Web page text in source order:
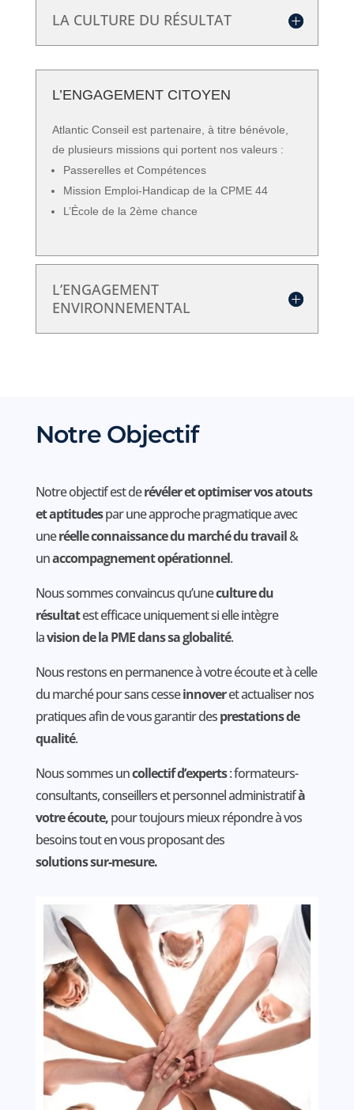
LA CULTURE DU RÉSULTAT
L’ENGAGEMENT CITOYEN
Atlantic Conseil est partenaire, à titre bénévole,
de plusieurs missions qui portent nos valeurs :
Passerelles et Compétences
Mission Emploi-Handicap de la CPME 44
L’École de la 2ème chance
L’ENGAGEMENT
ENVIRONNEMENTAL
Notre Objectif
Notre objectif est derévéler et optimiser vos atouts
et aptitudespar une approche pragmatique avec
uneréelle connaissance du marché du travail&
unaccompagnement opérationnel.
Nous sommes convaincus qu’uneculture du
résultatest efficace uniquement si elle intègre
lavision de la PME dans sa globalité.
Nous restons en permanence à votre écoute et à celle
du marché pour sans cesseinnoveret actualiser nos
pratiques afin de vous garantir desprestations de
qualité.
Nous sommes uncollectif d’experts: formateurs-
consultants, conseillers et personnel administratifà
votre écoute,pour toujours mieux répondre à vos
besoins tout en vous proposant des
solutions sur-mesure.